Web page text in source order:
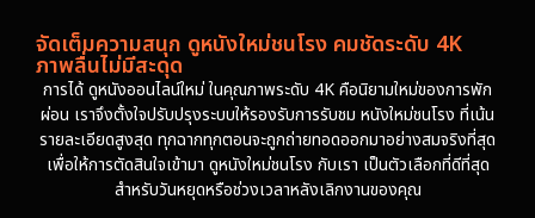
จัดเต็มความสนุก ดูหนังใหม่ชนโรง คมชัดระดับ 4K
ภาพลื่นไม่มีสะดุด
การได้ ดูหนังออนไลน์ใหม่ ในคุณภาพระดับ 4K คือนิยามใหม่ของการพัก
ผ่อน เราจึงตั้งใจปรับปรุงระบบให้รองรับการรับชม หนังใหม่ชนโรง ที่เน้น
รายละเอียดสูงสุด ทุกฉากทุกตอนจะถูกถ่ายทอดออกมาอย่างสมจริงที่สุด
เพื่อให้การตัดสินใจเข้ามา ดูหนังใหม่ชนโรง กับเรา เป็นตัวเลือกที่ดีที่สุด
สำหรับวันหยุดหรือช่วงเวลาหลังเลิกงานของคุณ